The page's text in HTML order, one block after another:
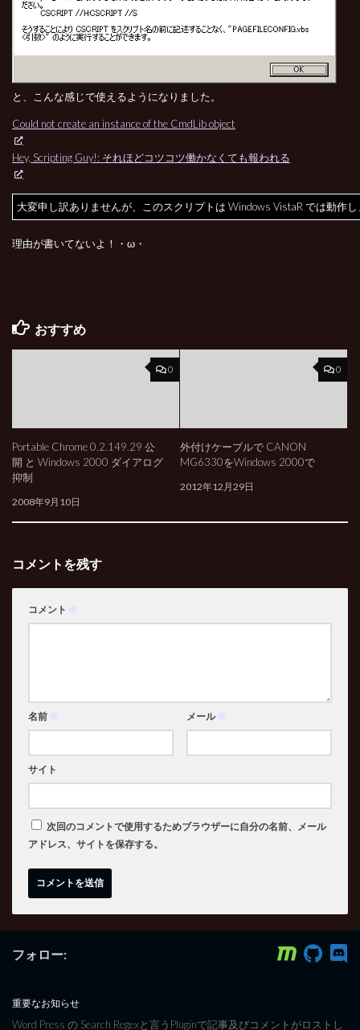
と、こんな感じで使えるようになりました。
Could not create an instance of the CmdLib object
Hey, Scripting Guy!: それほどコツコツ働かなくても報われる
大変申し訳ありませんが、このスクリプトは Windows VistaR では動作
理由が書いてないよ！・ω・
おすすめ
0
Portable Chrome 0.2.149.29 公
開 と Windows 2000 ダイアログ
抑制
2008年9月10日
0
外付けケーブルで CANON
MG6330をWindows 2000で
2012年12月29日
コメントを残す
コメント ※
名前 ※ メール ※
サイト
次回のコメントで使用するためブラウザーに自分の名前、メール
アドレス、サイトを保存する。
フォロー:
重要なお知らせ
Word Press の Search Regexと言うPluginで記事及びコメントがロストし